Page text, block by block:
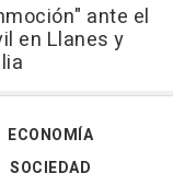
ante el
en Llanes y
ECONOMÍA
SOCIEDAD